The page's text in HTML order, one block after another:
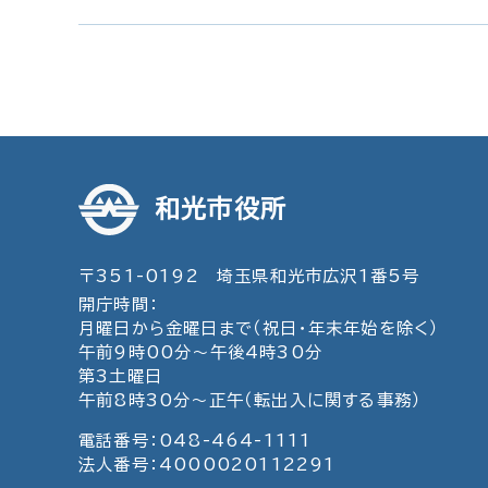
和光市役所
〒351-0192 埼玉県和光市広沢1番5号
開庁時間：
月曜日から金曜日まで（祝日・年末年始を除く）
午前9時00分～午後4時30分
第3土曜日
午前8時30分～正午（転出入に関する事務）
電話番号：048-464-1111
法人番号：4000020112291